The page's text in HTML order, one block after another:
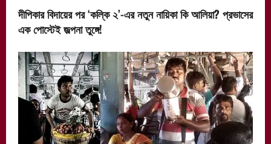
দীপিকার বিদায়ের পর ‘কল্কি ২’-এর নতুন নায়িকা কি আলিয়া? প্রভাসের
এক পোস্টেই জল্পনা তুঙ্গে!